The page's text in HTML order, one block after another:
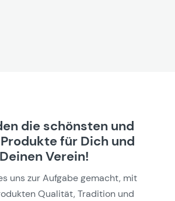
die schönsten und
für Dich und
Deinen Verein!
uns zur Aufgabe gemacht, mit
Qualität, Tradition und